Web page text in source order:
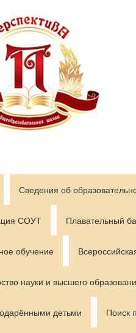
Сведения об
СОУТ Плавательный
обучение
науки и высшего
детьми Поиск